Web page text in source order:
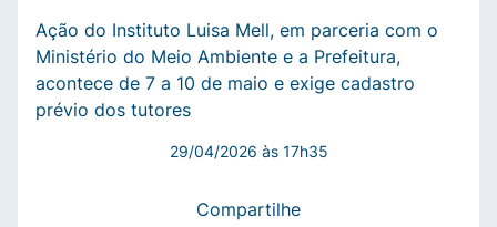
Ação do Instituto Luisa Mell, em parceria com o
Ministério do Meio Ambiente e a Prefeitura,
acontece de 7 a 10 de maio e exige cadastro
prévio dos tutores
29/04/2026 às 17h35
Compartilhe